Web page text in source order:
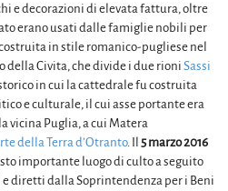
e decorazioni di elevata fattura, oltre
erano usati dalle famiglie nobili per
in stile romanico-pugliese nel
della Civita, che divide i due rioni Sassi
in cui la cattedrale fu costruita
e culturale, il cui asse portante era
vicina Puglia, a cui Matera
della Terra d’Otranto. Il 5 marzo 2016
importante luogo di culto a seguito
diretti dalla Soprintendenza per i Beni